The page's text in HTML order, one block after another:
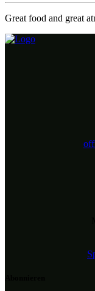
Great food and great